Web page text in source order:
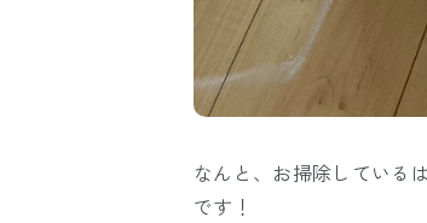
なんと、お掃除している
です！